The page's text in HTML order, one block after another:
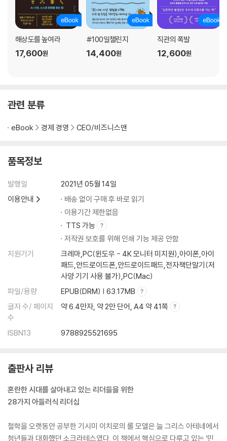
해상도를 높여라
17,600원
#100일챌린지
14,400원
직관의 폭발
12,600원
관련 분류
eBook 경제 경영 CEO/비즈니스맨
품목정보
발행일
2021년 05월 14일
이용안내
배송 없이 구매 후 바로 읽기
이용기간 제한없음
TTS 가능
저작권 보호를 위해 인쇄 기능 제공 안함
지원기기
크레마,PC(윈도우 - 4K 모니터 미지원),아이폰,아이
패드,안드로이드폰,안드로이드패드,전자책단말기(저
사양 기기 사용 불가),PC(Mac)
파일/용량
EPUB(DRM) | 63.17MB
글자 수/ 페이지
수
약 6.4만자, 약 2만 단어, A4 약 41쪽
ISBN13 9788925521695
출판사 리뷰
혼란한 시대를 살아내고 있는 리더들을 위한
28가지 아들러식 리더십
철학을 오랫동안 공부한 기시미 이치로의 롤 모델은 늘 그리스 아테네에서
청년들과 대화했던 소크라테스였다. 이 책에서 핵심으로 다루고 있는 ‘민